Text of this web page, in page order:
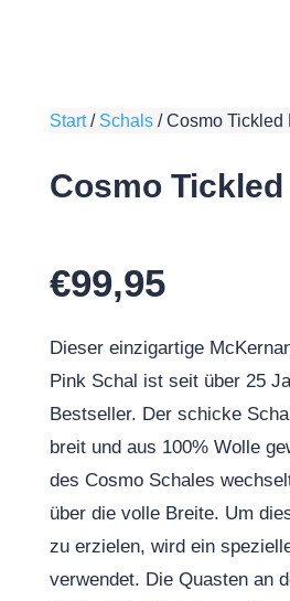
Start/ Schals/Cosmo Tickled
Cosmo
€99,95
Dieser einzigartige
Pink Schal ist seit über 25
Bestseller. Der schicke
breit und aus 100% Wolle
des Cosmo Schales
über die volle Breite. Um
zu erzielen, wird ein
verwendet. Die Quasten an